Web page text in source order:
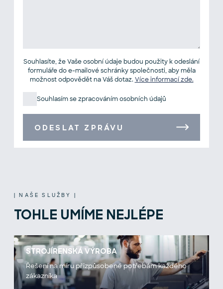
Souhlasíte, že Vaše osobní údaje budou použity k odeslání
formuláře do e-mailové schránky společnosti, aby měla
možnost odpovědět na Váš dotaz. Více informací zde.
Souhlasím se zpracováním osobních údajů
ODESLAT ZPRÁVU
| NAŠE SLUŽBY |
TOHLE UMÍME NEJLÉPE
STROJÍRENSKÁ VÝROBA
Řešení na míru přizpůsobené potřebám každého
zákazníka